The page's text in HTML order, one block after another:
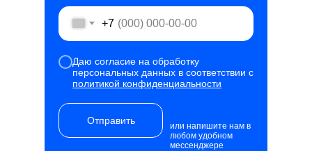
+7
Даю согласие на обработку
персональных данных в соответствии с
политикой конфиденциальности
Отправить
или напишите нам в
любом удобном
мессенджере